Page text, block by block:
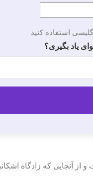
استفاده کنید
یاد بگیری؟
از آنجایی که زادگاه